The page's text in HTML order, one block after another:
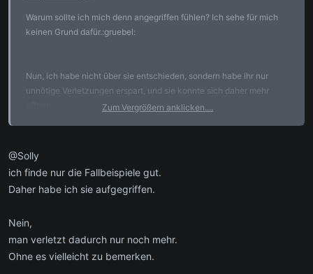
Warum sollte ich mich denn angegriffen fühlen? Ich sehe für mich
keinen Grund dafür.:gruebel:
Nun, ich habe nicht über sie entschieden, sondern habe ihr nur
unnötige Verletzungen erspart, und sie konnte sich daher mehr
Denn die Wahrheit muss der Suchende schon für sich selber
herausfinden, denn die liegt in ihm selber. :-D
Zum Vergrößern anklicken....
@Solly
ich finde nur die Fallbeispiele gut.
Daher habe ich sie aufgegriffen.
Nein,
man verletzt dadurch nur noch mehr.
Ohne es vielleicht zu bemerken.